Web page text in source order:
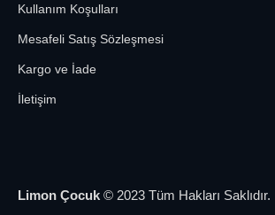
Kullanım Koşulları
Mesafeli Satış Sözleşmesi
Kargo ve İade
İletişim
Limon Çocuk © 2023 Tüm Hakları Saklıdır.